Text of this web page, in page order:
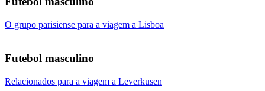
O grupo parisiense para a viagem a Lisboa
Futebol masculino
Relacionados para a viagem a Leverkusen